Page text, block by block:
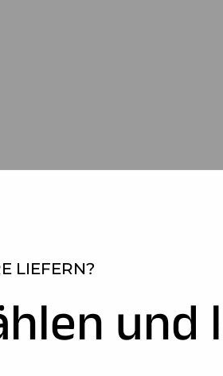
LIEFERN?
und